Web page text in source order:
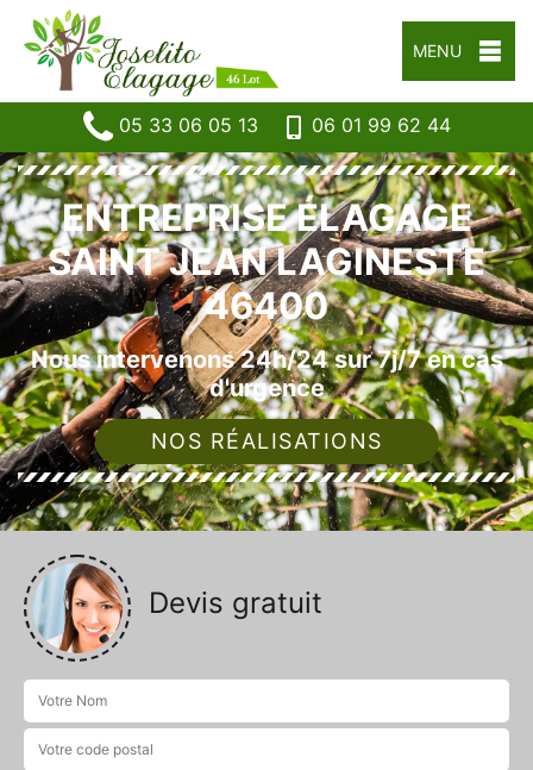
MENU
05 33 06 05 13 06 01 99 62 44
ENTREPRISE ÉLAGAGE
SAINT JEAN LAGINESTE
46400
Nous intervenons 24h/24 sur 7j/7 en cas
d'urgence
NOS RÉALISATIONS
Devis gratuit